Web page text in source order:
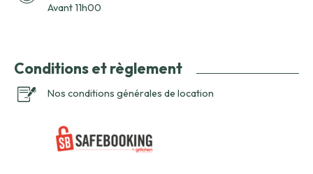
Avant 11h00
Conditions et règlement
Nos conditions générales de location